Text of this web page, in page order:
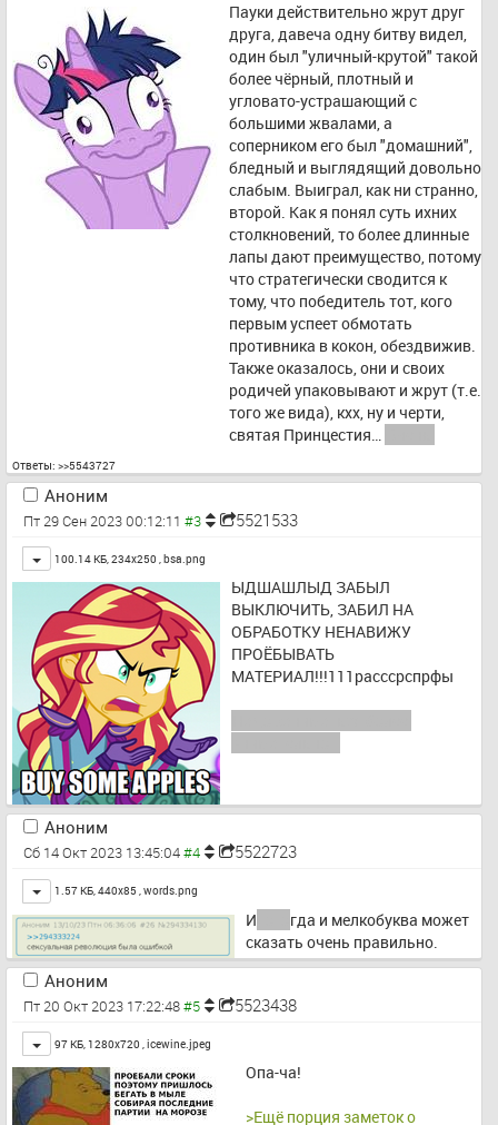
Пауки действительно жрут друг
друга, давеча одну битву видел,
один был "уличный-крутой" такой
более чёрный, плотный и
угловато-устрашающий с
большими жвалами, а
соперником его был "домашний",
бледный и выглядящий довольно
слабым. Выиграл, как ни странно,
второй. Как я понял суть ихних
столкновений, то более длинные
лапы дают преимущество, потому
что стратегически сводится к
тому, что победитель тот, кого
первым успеет обмотать
противника в кокон, обездвижив.
Также оказалось, они и своих
родичей упаковывают и жрут (т.е.
того же вида), кхх, ну и черти,
святая Принцестия…
этом Шаттерфлай.
Ответы: >>5543727
Аноним
Пт 29 Сен 2023 00:12:11 5521533
Toggle
100.14 КБ, 234x250 ,bsa.png
ЫДШАШЛЫД ЗАБЫЛ
ВЫКЛЮЧИТЬ, ЗАБИЛ НА
ОБРАБОТКУ НЕНАВИЖУ
ПРОЁБЫВАТЬ
МАТЕРИАЛ!!!111расссрспрфы
Аноним
Сб 14 Окт 2023 13:45:04 5522723
Toggle
1.57 КБ, 440x85 ,words.png
И
гда и мелкобуква может
сказать очень правильно.
Аноним
Пт 20 Окт 2023 17:22:48 5523438
Toggle
97 КБ, 1280x720 , icewine.jpeg
Опа-ча!
>Ещё порция заметок о